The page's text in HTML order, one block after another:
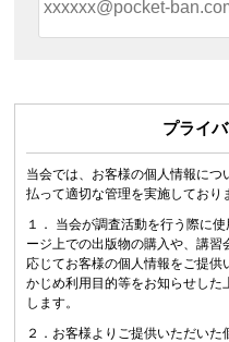
プライ
当会では、お客様の個人情報に
払って適切な管理を実施しており
１． 当会が調査活動を行う際に
ージ上での出版物の購入や、講
応じてお客様の個人情報をご提供
かじめ利用目的等をお知らせし
します。
２．お客様よりご提供いただい